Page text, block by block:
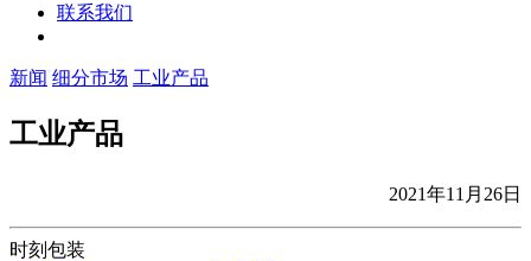
联系我们
新闻 细分市场 工业产品
工业产品
2021年11月26日
时刻包装